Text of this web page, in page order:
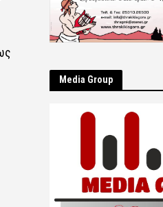
Μedia Group